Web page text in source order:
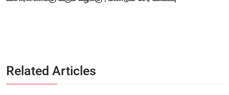
Related Articles